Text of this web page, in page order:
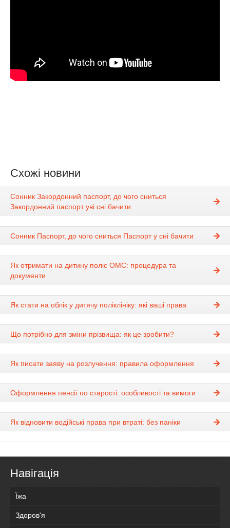
Схожі новини
Сонник Закордонний паспорт, до чого сниться
Закордонний паспорт уві сні бачити
Сонник Паспорт, до чого сниться Паспорт у сні бачити
Як отримати на дитину поліс ОМС: процедура та
документи
Як стати на облік у дитячу поліклініку: які ваші права
Що потрібно для зміни прізвища: як це зробити?
Як писати заяву на розлучення: правила оформлення
Оформлення пенсії по старості: особливості та вимоги
Як відновити водійські права при втраті: без паніки
Навігація
Їжа
Здоров'я